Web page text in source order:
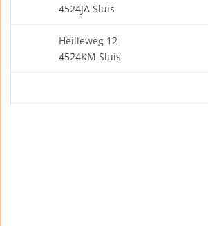
4524JA Sluis
Heilleweg 12
4524KM Sluis